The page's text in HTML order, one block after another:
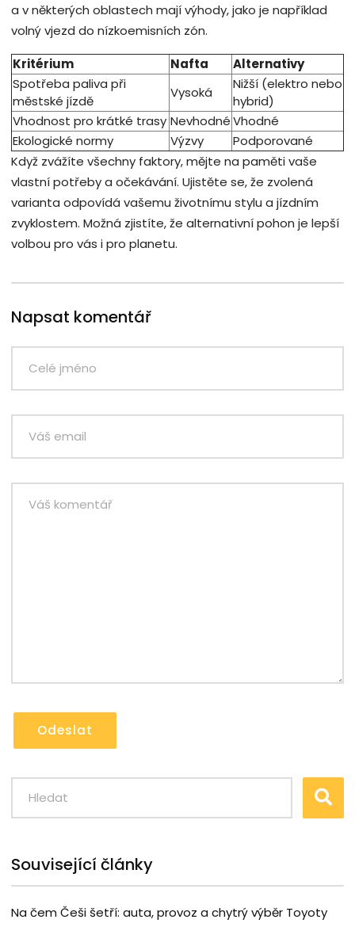
a v některých oblastech mají výhody, jako je například
volný vjezd do nízkoemisních zón.
Kritérium
Nafta
Alternativy
Spotřeba paliva při
městské jízdě
Vysoká
Nižší (elektro nebo
hybrid)
Vhodnost pro krátké trasy NevhodnéVhodné
Ekologické normy
Výzvy
Podporované
Když zvážíte všechny faktory, mějte na paměti vaše
vlastní potřeby a očekávání. Ujistěte se, že zvolená
varianta odpovídá vašemu životnímu stylu a jízdním
zvyklostem. Možná zjistíte, že alternativní pohon je lepší
volbou pro vás i pro planetu.
Napsat komentář
Odeslat
Související články
Na čem Češi šetří: auta, provoz a chytrý výběr Toyoty